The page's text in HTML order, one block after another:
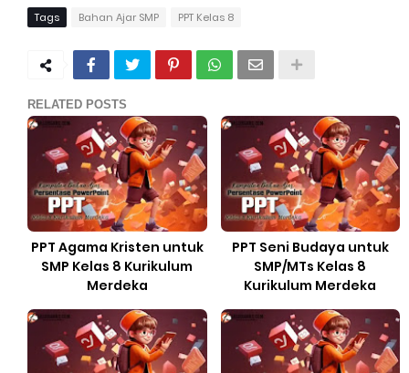
Tags Bahan Ajar SMP PPT Kelas 8
RELATED POSTS
PPT Agama Kristen untuk
SMP Kelas 8 Kurikulum
Merdeka
PPT Seni Budaya untuk
SMP/MTs Kelas 8
Kurikulum Merdeka